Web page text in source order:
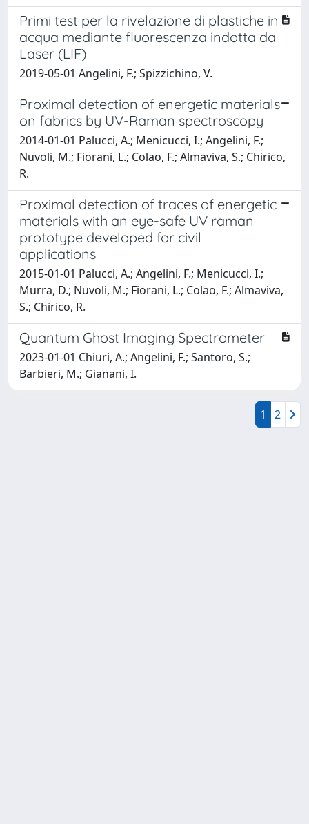
Primi test per la rivelazione di plastiche in
acqua mediante fluorescenza indotta da
Laser (LIF)
2019-05-01 Angelini, F.; Spizzichino, V.
Proximal detection of energetic materials
on fabrics by UV-Raman spectroscopy
2014-01-01 Palucci, A.; Menicucci, I.; Angelini, F.;
Nuvoli, M.; Fiorani, L.; Colao, F.; Almaviva, S.; Chirico,
R.
Proximal detection of traces of energetic
materials with an eye-safe UV raman
prototype developed for civil
applications
2015-01-01 Palucci, A.; Angelini, F.; Menicucci, I.;
Murra, D.; Nuvoli, M.; Fiorani, L.; Colao, F.; Almaviva,
S.; Chirico, R.
Quantum Ghost Imaging Spectrometer
2023-01-01 Chiuri, A.; Angelini, F.; Santoro, S.;
Barbieri, M.; Gianani, I.
1 2